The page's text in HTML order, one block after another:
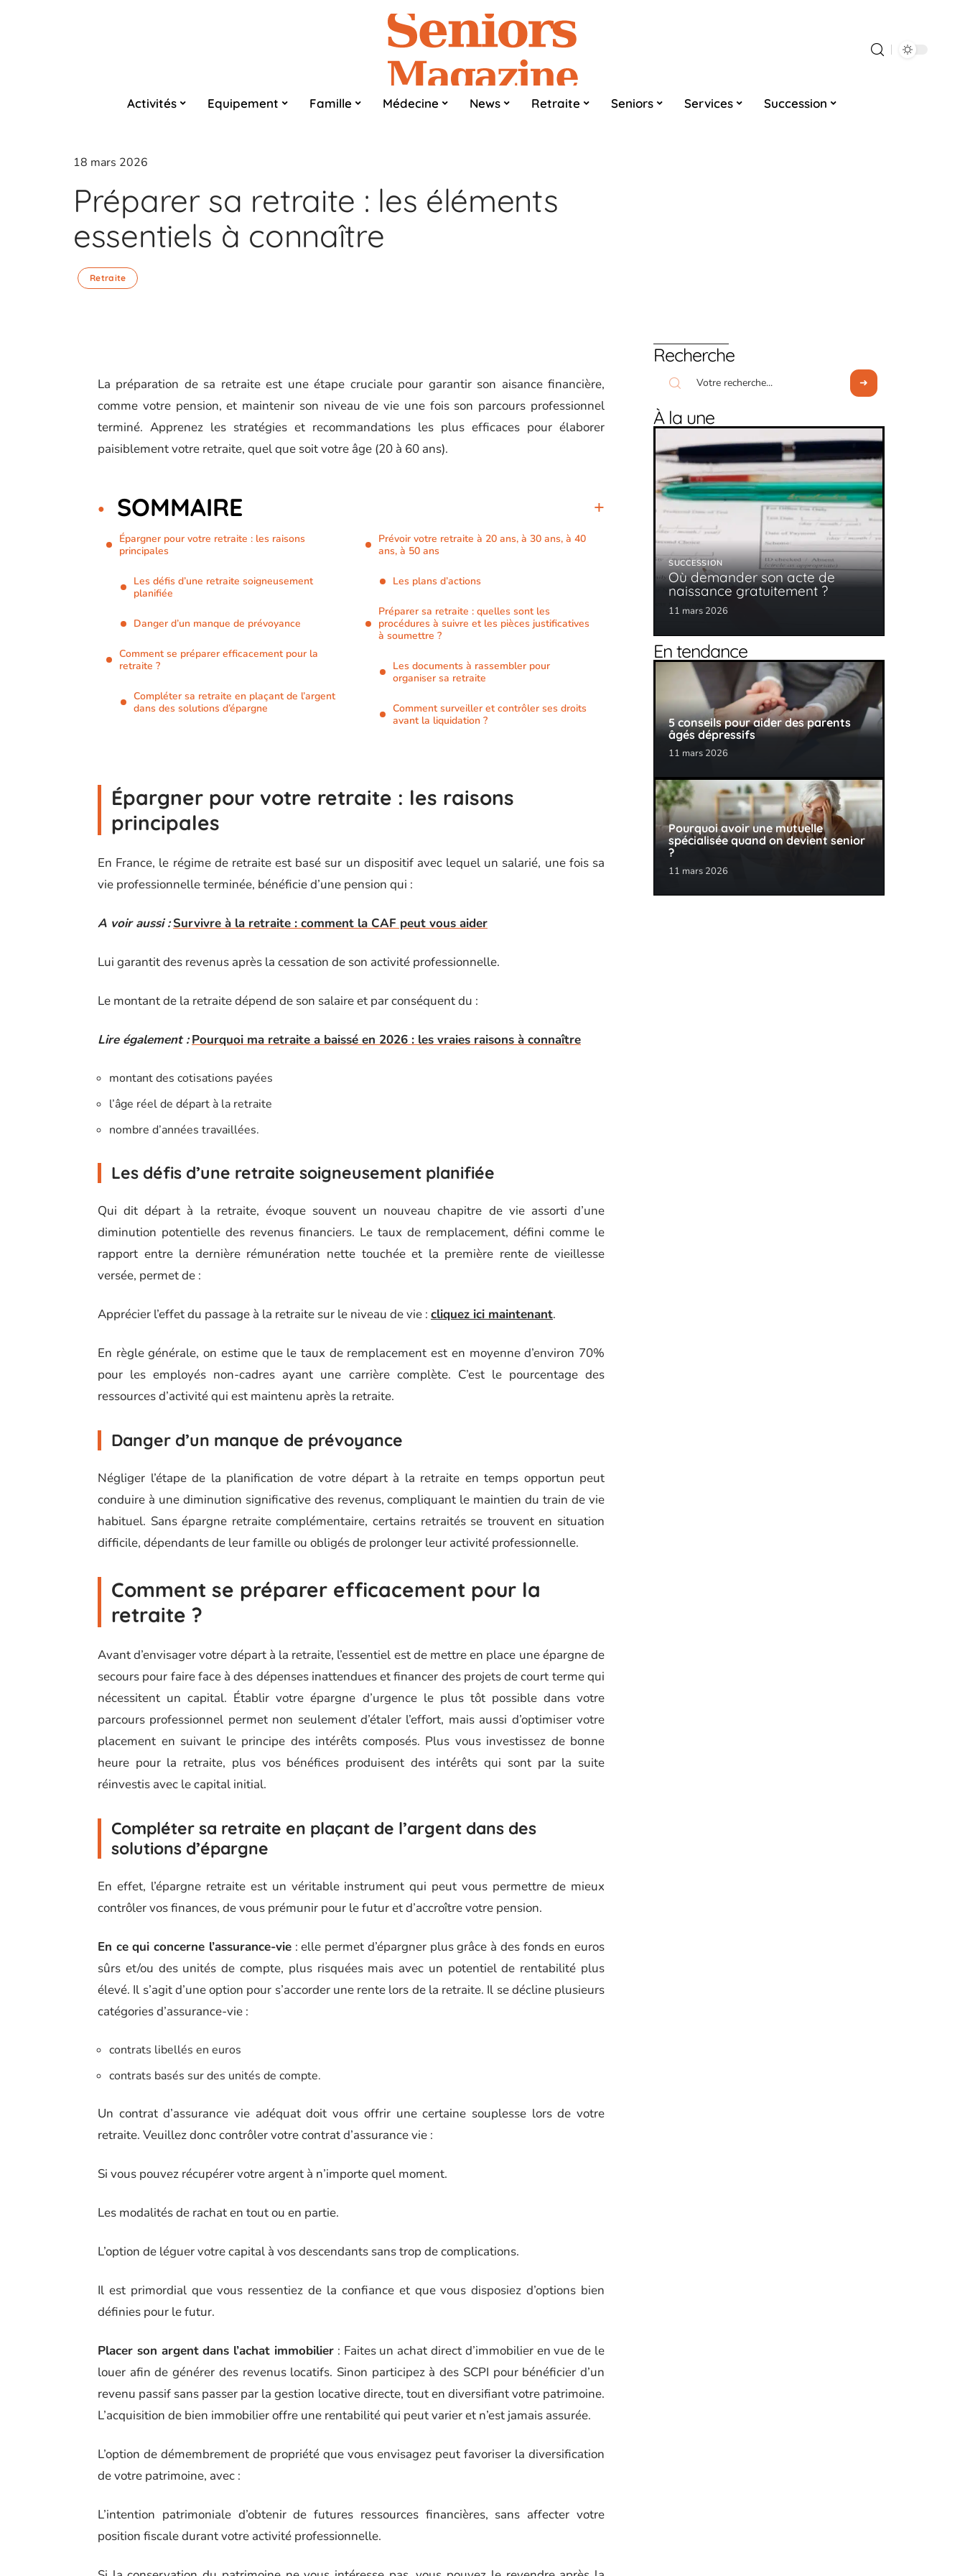
Activités Equipement Famille Médecine News Retraite Seniors Services Succession
18 mars 2026
Préparer sa retraite : les éléments
essentiels à connaître
Retraite
La préparation de sa retraite est une étape cruciale pour garantir son aisance financière,
comme votre pension, et maintenir son niveau de vie une fois son parcours professionnel
terminé. Apprenez les stratégies et recommandations les plus efficaces pour élaborer
paisiblement votre retraite, quel que soit votre âge (20 à 60 ans).
SOMMAIRE
Épargner pour votre retraite : les raisons
principales
Les défis d’une retraite soigneusement
planifiée
Danger d’un manque de prévoyance
Comment se préparer efficacement pour la
retraite ?
Compléter sa retraite en plaçant de l’argent
dans des solutions d’épargne
Prévoir votre retraite à 20 ans, à 30 ans, à 40
ans, à 50 ans
Les plans d’actions
Préparer sa retraite : quelles sont les
procédures à suivre et les pièces justificatives
à soumettre ?
Les documents à rassembler pour
organiser sa retraite
Comment surveiller et contrôler ses droits
avant la liquidation ?
Épargner pour votre retraite : les raisons
principales
En France, le régime de retraite est basé sur un dispositif avec lequel un salarié, une fois sa
vie professionnelle terminée, bénéficie d’une pension qui :
A voir aussi : Survivre à la retraite : comment la CAF peut vous aider
Lui garantit des revenus après la cessation de son activité professionnelle.
Le montant de la retraite dépend de son salaire et par conséquent du :
Lire également : Pourquoi ma retraite a baissé en 2026 : les vraies raisons à connaître
montant des cotisations payées
l’âge réel de départ à la retraite
nombre d’années travaillées.
Les défis d’une retraite soigneusement planifiée
Qui dit départ à la retraite, évoque souvent un nouveau chapitre de vie assorti d’une
diminution potentielle des revenus financiers. Le taux de remplacement, défini comme le
rapport entre la dernière rémunération nette touchée et la première rente de vieillesse
versée, permet de :
Apprécier l’effet du passage à la retraite sur le niveau de vie : cliquez ici maintenant.
En règle générale, on estime que le taux de remplacement est en moyenne d’environ 70%
pour les employés non-cadres ayant une carrière complète. C’est le pourcentage des
ressources d’activité qui est maintenu après la retraite.
Danger d’un manque de prévoyance
Négliger l’étape de la planification de votre départ à la retraite en temps opportun peut
conduire à une diminution significative des revenus, compliquant le maintien du train de vie
habituel. Sans épargne retraite complémentaire, certains retraités se trouvent en situation
difficile, dépendants de leur famille ou obligés de prolonger leur activité professionnelle.
Comment se préparer efficacement pour la
retraite ?
Avant d’envisager votre départ à la retraite, l’essentiel est de mettre en place une épargne de
secours pour faire face à des dépenses inattendues et financer des projets de court terme qui
nécessitent un capital. Établir votre épargne d’urgence le plus tôt possible dans votre
parcours professionnel permet non seulement d’étaler l’effort, mais aussi d’optimiser votre
placement en suivant le principe des intérêts composés. Plus vous investissez de bonne
heure pour la retraite, plus vos bénéfices produisent des intérêts qui sont par la suite
réinvestis avec le capital initial.
Compléter sa retraite en plaçant de l’argent dans des
solutions d’épargne
En effet, l’épargne retraite est un véritable instrument qui peut vous permettre de mieux
contrôler vos finances, de vous prémunir pour le futur et d’accroître votre pension.
En ce qui concerne l’assurance-vie: elle permet d’épargner plus grâce à des fonds en euros
sûrs et/ou des unités de compte, plus risquées mais avec un potentiel de rentabilité plus
élevé. Il s’agit d’une option pour s’accorder une rente lors de la retraite. Il se décline plusieurs
catégories d’assurance-vie :
contrats libellés en euros
contrats basés sur des unités de compte.
Un contrat d’assurance vie adéquat doit vous offrir une certaine souplesse lors de votre
retraite. Veuillez donc contrôler votre contrat d’assurance vie :
Si vous pouvez récupérer votre argent à n’importe quel moment.
Les modalités de rachat en tout ou en partie.
L’option de léguer votre capital à vos descendants sans trop de complications.
Il est primordial que vous ressentiez de la confiance et que vous disposiez d’options bien
définies pour le futur.
Placer son argent dans l’achat immobilier : Faites un achat direct d’immobilier en vue de le
louer afin de générer des revenus locatifs. Sinon participez à des SCPI pour bénéficier d’un
revenu passif sans passer par la gestion locative directe, tout en diversifiant votre patrimoine.
L’acquisition de bien immobilier offre une rentabilité qui peut varier et n’est jamais assurée.
L’option de démembrement de propriété que vous envisagez peut favoriser la diversification
de votre patrimoine, avec :
L’intention patrimoniale d’obtenir de futures ressources financières, sans affecter votre
position fiscale durant votre activité professionnelle.
Recherche
À la une
SUCCESSION
Où demander son acte de
naissance gratuitement ?
11 mars 2026
En tendance
5 conseils pour aider des parents
âgés dépressifs
11 mars 2026
Pourquoi avoir une mutuelle
spécialisée quand on devient senior
?
11 mars 2026